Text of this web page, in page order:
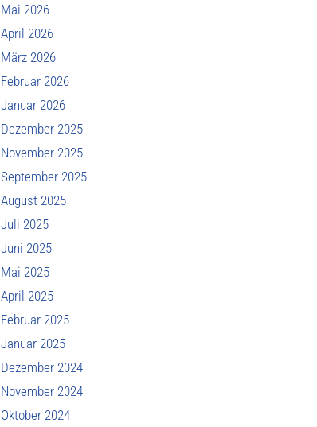
Mai 2026
April 2026
März 2026
Februar 2026
Januar 2026
Dezember 2025
November 2025
September 2025
August 2025
Juli 2025
Juni 2025
Mai 2025
April 2025
Februar 2025
Januar 2025
Dezember 2024
November 2024
Oktober 2024